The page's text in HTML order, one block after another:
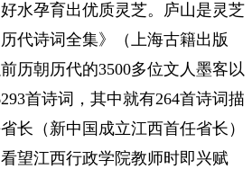
水孕育出优质灵芝。庐山是灵芝
代诗词全集》（上海古籍出版
历朝历代的3500多位文人墨客以
首诗词，其中就有264首诗词描
长（新中国成立江西首任省长）
望江西行政学院教师时即兴赋